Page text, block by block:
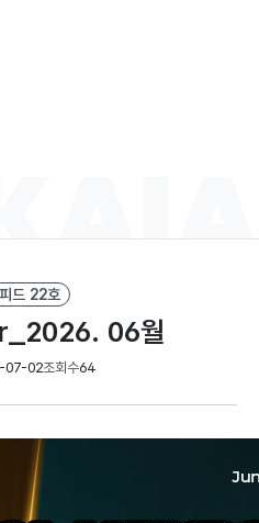
드 22호
06월
07-02조회수64